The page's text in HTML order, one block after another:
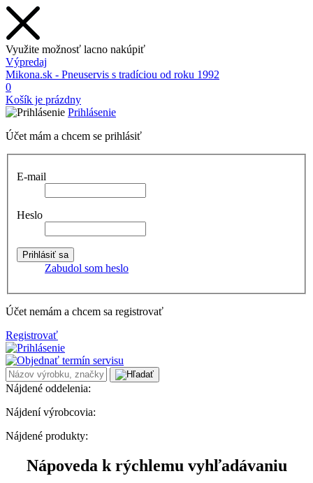
Využite možnosť lacno nakúpiť
Výpredaj
Mikona.sk - Pneuservis s tradíciou od roku 1992
0
Košík je prázdny
Prihlásenie
Účet mám a chcem se prihlásiť
E-mail
Heslo
Zabudol som heslo
Účet nemám a chcem sa registrovať
Registrovať
Nájdené oddelenia:
Nájdení výrobcovia:
Nájdené produkty:
Nápoveda k rýchlemu vyhľadávaniu